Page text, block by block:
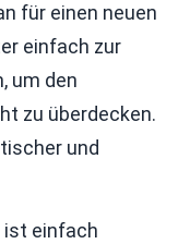
für einen neuen
einfach zur
um den
zu überdecken.
und
ist einfach